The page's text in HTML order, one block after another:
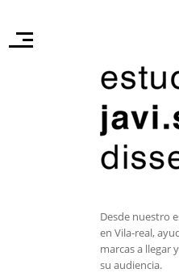
Desde nuestro
en Vila-real,
marcas a llegar
su audiencia.